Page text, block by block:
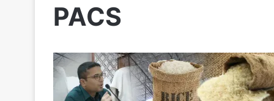
PACS